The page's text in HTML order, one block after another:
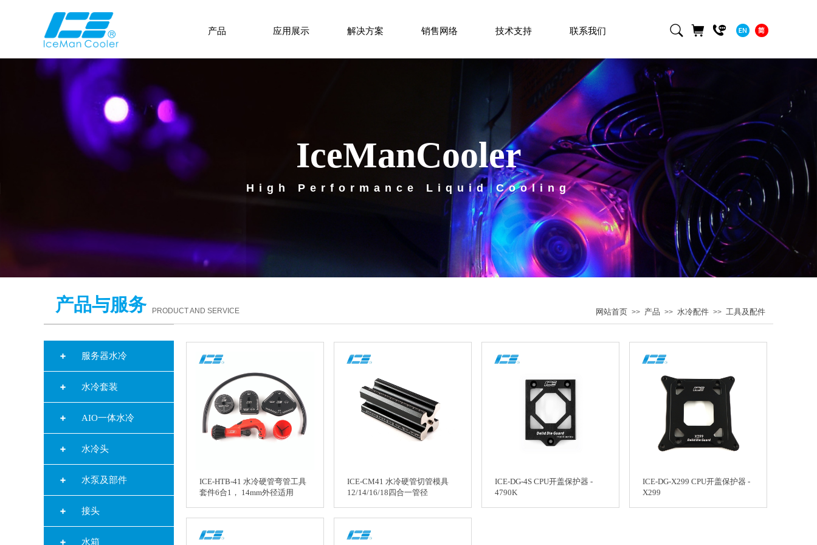
IceManCooler
High Performance Liquid Cooling
产品与服务 PRODUCT AND SERVICE 网站首页 >> 产品 >> 水冷配件 >> 工具及配件
服务器水冷
水冷套装
AIO一体水冷
水冷头
水泵及部件
接头
水箱
ICE-HTB-41 水冷硬管弯管工具
套件6合1， 14mm外径适用
ICE-CM41 水冷硬管切管模具
12/14/16/18四合一管径
ICE-DG-4S CPU开盖保护器 -
4790K
ICE-DG-X299 CPU开盖保护器 -
X299
产品 应用展示 解决方案 销售网络 技术支持 联系我们